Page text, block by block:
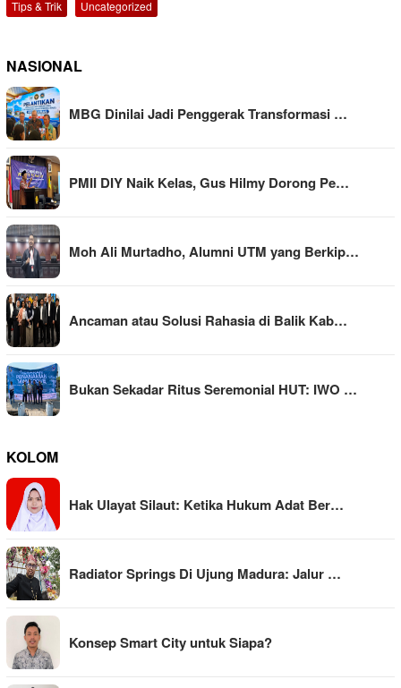
Tips & Trik Uncategorized
NASIONAL
MBG Dinilai Jadi Penggerak Transformasi …
PMII DIY Naik Kelas, Gus Hilmy Dorong Pe…
Moh Ali Murtadho, Alumni UTM yang Berkip…
Ancaman atau Solusi Rahasia di Balik Kab…
Bukan Sekadar Ritus Seremonial HUT: IWO …
KOLOM
Hak Ulayat Silaut: Ketika Hukum Adat Ber…
Radiator Springs Di Ujung Madura: Jalur …
Konsep Smart City untuk Siapa?